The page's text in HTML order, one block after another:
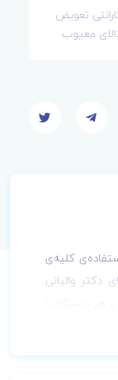
تعویض
معیوب
کلیه‌ی
دکتر والیانی
هر فصل